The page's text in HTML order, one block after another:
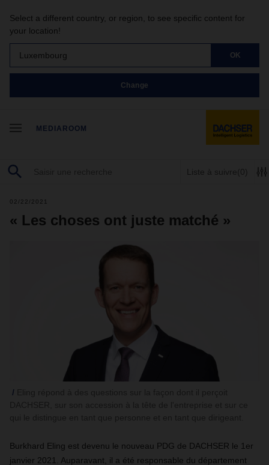
Select a different country, or region, to see specific content for
your location!
Luxembourg OK
Change
MEDIAROOM
Liste à suivre(0)
02/22/2021
« Les choses ont juste matché »
Burkhard Eling est devenu le nouveau PDG de DACHSER le 1er
janvier 2021. Auparavant, il a été responsable du département